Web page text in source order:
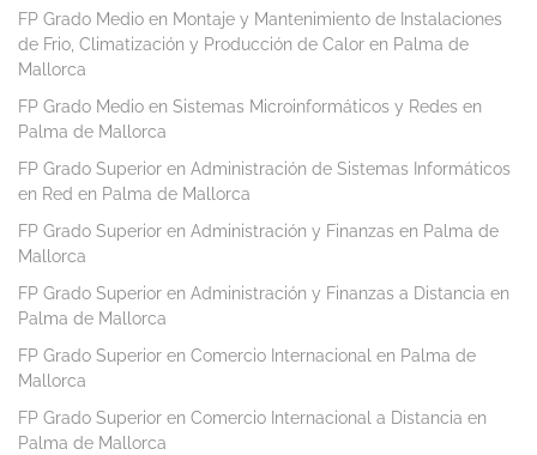
FP Grado Medio en Montaje y Mantenimiento de Instalaciones
de Frio, Climatización y Producción de Calor en Palma de
Mallorca
FP Grado Medio en Sistemas Microinformáticos y Redes en
Palma de Mallorca
FP Grado Superior en Administración de Sistemas Informáticos
en Red en Palma de Mallorca
FP Grado Superior en Administración y Finanzas en Palma de
Mallorca
FP Grado Superior en Administración y Finanzas a Distancia en
Palma de Mallorca
FP Grado Superior en Comercio Internacional en Palma de
Mallorca
FP Grado Superior en Comercio Internacional a Distancia en
Palma de Mallorca